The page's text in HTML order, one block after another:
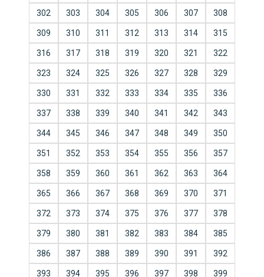
302 303 304 305 306 307 308
309 310 311 312 313 314 315
316 317 318 319 320 321 322
323 324 325 326 327 328 329
330 331 332 333 334 335 336
337 338 339 340 341 342 343
344 345 346 347 348 349 350
351 352 353 354 355 356 357
358 359 360 361 362 363 364
365 366 367 368 369 370 371
372 373 374 375 376 377 378
379 380 381 382 383 384 385
386 387 388 389 390 391 392
393 394 395 396 397 398 399